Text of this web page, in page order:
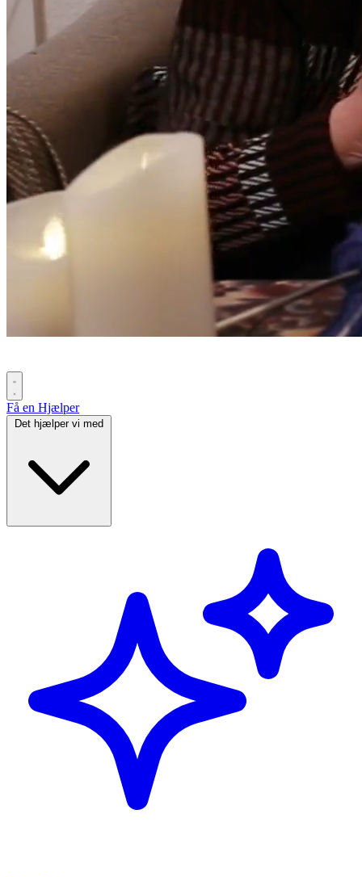
Få en Hjælper
Det hjælper vi med